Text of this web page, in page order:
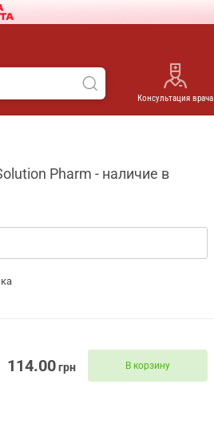
Консультация врача
Pharm - наличие в
114.00грн В корзину